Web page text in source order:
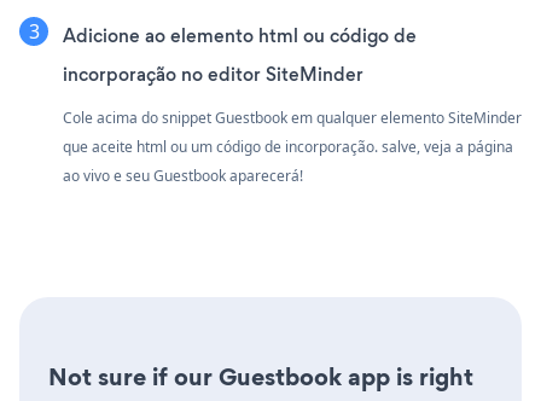
Adicione ao elemento html ou código de
incorporação no editor SiteMinder
Cole acima do snippet Guestbook em qualquer elemento SiteMinder
que aceite html ou um código de incorporação. salve, veja a página
ao vivo e seu Guestbook aparecerá!
Not sure if our Guestbook app is right